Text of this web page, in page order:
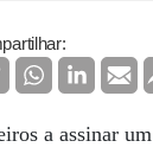
a assinar um